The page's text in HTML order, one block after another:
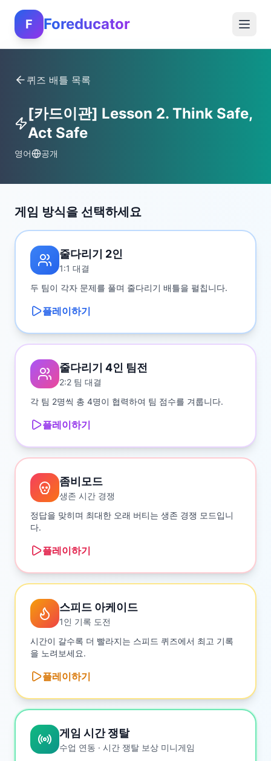
F Foreducator
퀴즈 배틀 목록
[카드이관] Lesson 2. Think Safe,
Act Safe
영어 공개
게임 방식을 선택하세요
줄다리기 2인
1:1 대결
두 팀이 각자 문제를 풀며 줄다리기 배틀을 펼칩니다.
플레이하기
줄다리기 4인 팀전
2:2 팀 대결
각 팀 2명씩 총 4명이 협력하여 팀 점수를 겨룹니다.
플레이하기
좀비모드
생존 시간 경쟁
정답을 맞히며 최대한 오래 버티는 생존 경쟁 모드입니
다.
플레이하기
스피드 아케이드
1인 기록 도전
시간이 갈수록 더 빨라지는 스피드 퀴즈에서 최고 기록
을 노려보세요.
플레이하기
게임 시간 쟁탈
수업 연동 · 시간 쟁탈 보상 미니게임